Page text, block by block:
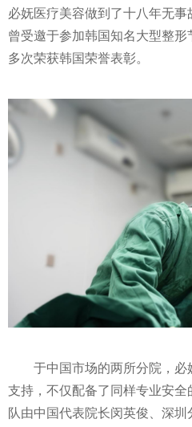
必妩医疗美容做到了十八年无
曾受邀于参加韩国知名大型整
多次荣获韩国荣誉表彰。
于中国市场的两所分院，
支持，不仅配备了同样专业安全
队由中国代表院长闵英俊、深圳